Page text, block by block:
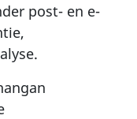
post- en e-